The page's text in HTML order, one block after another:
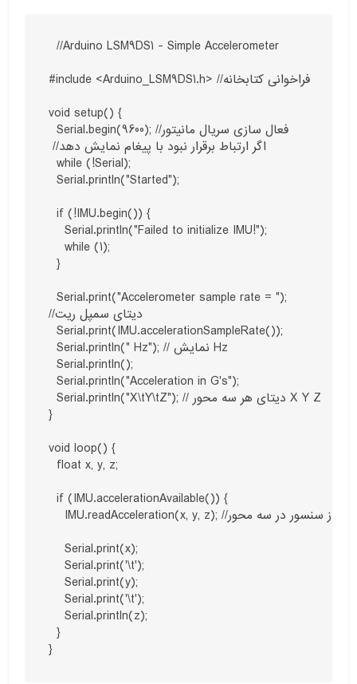
  //Arduino LSM9DS1 - Simple Accelerometer
#include <Arduino_LSM9DS1.h> //فراخوانی کتابخانه
void setup() {
  Serial.begin(9600); //فعال سازی سریال مانیتور
//اگر ارتباط برقرار نبود با پیغام نمایش دهد
  while (!Serial);
  Serial.println("Started");
  if (!IMU.begin()) {
    Serial.println("Failed to initialize IMU!");
    while (1);
  }
  Serial.print("Accelerometer sample rate = ");
//دیتای سمپل ریت
  Serial.print(IMU.accelerationSampleRate());
  Serial.println(" Hz"); // نمایش Hz
  Serial.println();
  Serial.println("Acceleration in G's");
  Serial.println("X\tY\tZ"); // دیتای هر سه محور X Y Z
}
void loop() {
  float x, y, z;
  if (IMU.accelerationAvailable()) {
    IMU.readAcceleration(x, y, z); //خواندن دیتا از سنسور در سه محور
    Serial.print(x);
    Serial.print('\t');
    Serial.print(y);
    Serial.print('\t');
    Serial.println(z);
  }